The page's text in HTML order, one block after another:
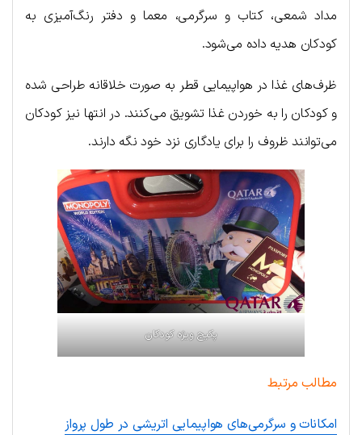
مداد شمعی، کتاب و سرگرمی، معما و دفتر رنگ‌آمیزی به
کودکان هدیه داده می‌شود.
ظرف‌های غذا در هواپیمایی قطر به صورت خلاقانه طراحی شده
و کودکان را به خوردن غذا تشویق می‌کنند. در انتها نیز کودکان
می‌توانند ظروف را برای یادگاری نزد خود نگه دارند.
پکیج ویژه کودکان
مطالب مرتبط
امکانات و سرگرمی‌های هواپیمایی اتریشی در طول پرواز